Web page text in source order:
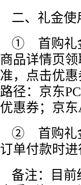
二、礼金使
① 首购礼
商品详情页
准，点击优
路径：京东
优惠券；京
② 首购礼
订单付款时
备注：目前